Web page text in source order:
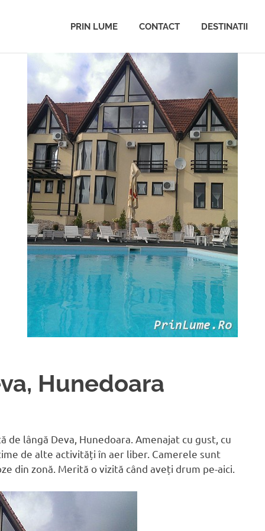
PRIN LUME CONTACT DESTINATII
Hunedoara
de lângă Deva, Hunedoara. Amenajat cu gust, cu
de alte activități în aer liber. Camerele sunt
din zonă. Merită o vizită când aveți drum pe-aici.